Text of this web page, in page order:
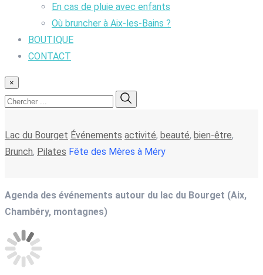
En cas de pluie avec enfants
Où bruncher à Aix-les-Bains ?
BOUTIQUE
CONTACT
×
Lac du Bourget Événements activité, beauté, bien-être,
Brunch, Pilates Fête des Mères à Méry
Agenda des événements autour du lac du Bourget (Aix,
Chambéry, montagnes)